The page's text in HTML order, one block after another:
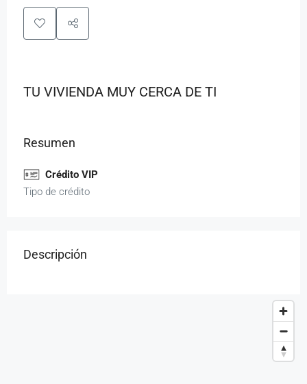
TU VIVIENDA MUY CERCA DE TI
Resumen
Crédito VIP
Tipo de crédito
Descripción